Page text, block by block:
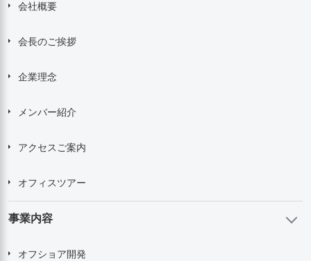
会社概要
会長のご挨拶
企業理念
メンバー紹介
アクセスご案内
オフィスツアー
事業内容
オフショア開発